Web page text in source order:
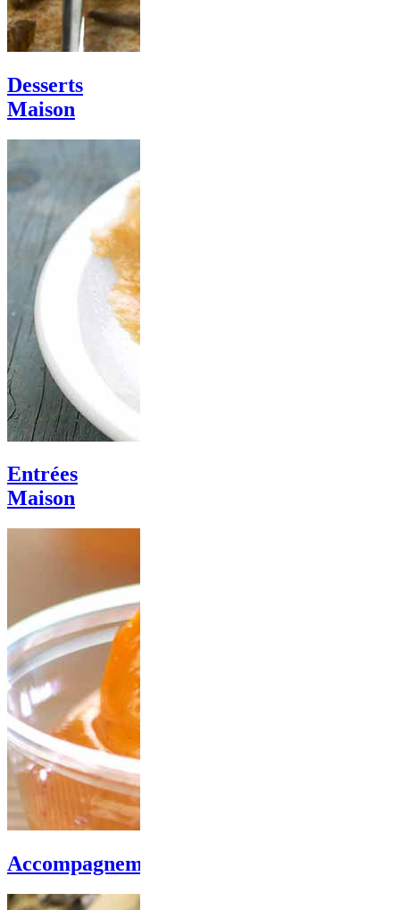
Desserts
Maison
Entrées
Maison
Accompagnements